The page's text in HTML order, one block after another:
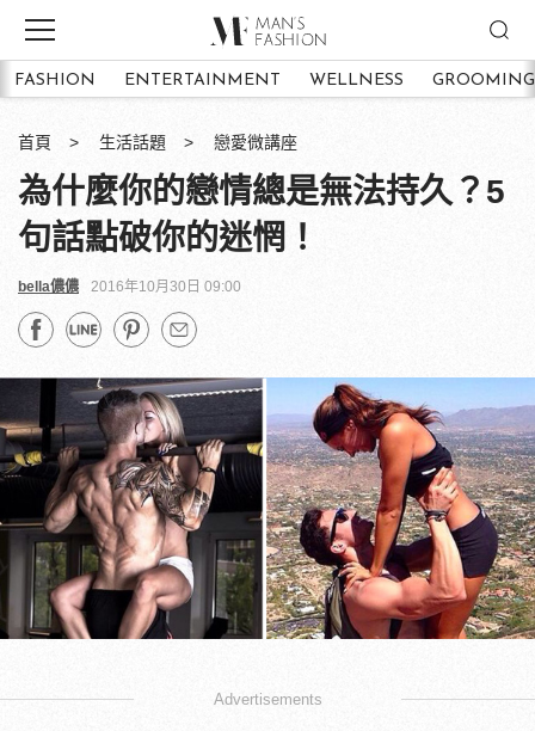
FASHION ENTERTAINMENT WELLNESS GROOMING
首頁 生活話題 戀愛微講座
為什麼你的戀情總是無法持久？5
句話點破你的迷惘！
bella儂儂 2016年10月30日 09:00
Advertisements